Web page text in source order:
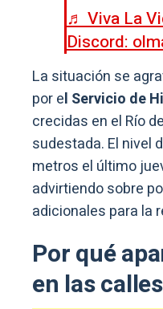
♬ Viva La
Discord:
La situación se
por el Servicio de
crecidas en el Río
sudestada. El nivel
metros el último
advirtiendo sobre
adicionales para la
Por qué
en las calles